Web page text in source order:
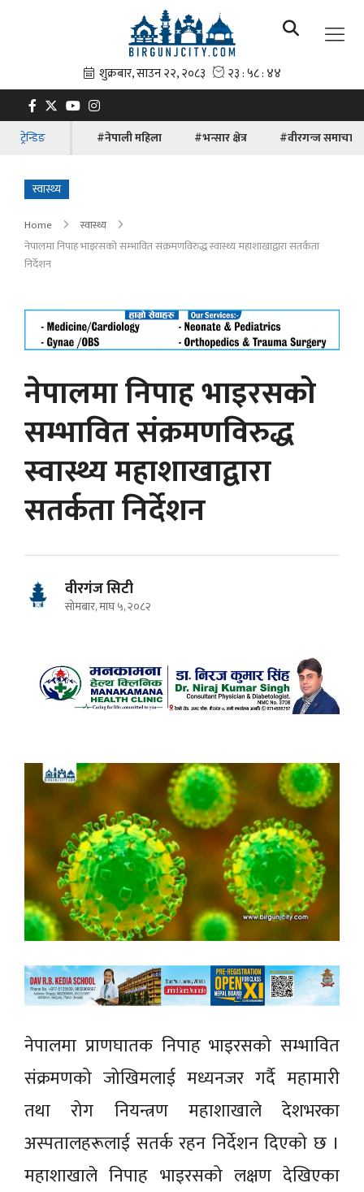
ट्रेन्डिङ #नेपाली महिला #भन्सार क्षेत्र #वीरगन्ज समाचार
स्वास्थ्य
Home
स्वास्थ्य
नेपालमा निपाह भाइरसको सम्भावित संक्रमणविरुद्ध स्वास्थ्य महाशाखाद्वारा सतर्कता
निर्देशन
नेपालमा निपाह भाइरसको
सम्भावित संक्रमणविरुद्ध
स्वास्थ्य महाशाखाद्वारा
सतर्कता निर्देशन
वीरगंज सिटी
सोमबार, माघ ५, २०८२
नेपालमा प्राणघातक निपाह भाइरसको सम्भावित
संक्रमणको जोखिमलाई मध्यनजर गर्दै महामारी
तथा रोग नियन्त्रण महाशाखाले देशभरका
अस्पतालहरूलाई सतर्क रहन निर्देशन दिएको छ ।
महाशाखाले निपाह भाइरसको लक्षण देखिएका